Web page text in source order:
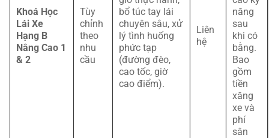
Khoá Học
Lái Xe
Hạng B
Nâng Cao 1
& 2
Tùy
chỉnh
theo
nhu
cầu
bổ túc tay lái
chuyên sâu, xử
lý tình huống
phức tạp
(đường đèo,
cao tốc, giờ
cao điểm).
Liên
hệ
năng
sau
khi có
bằng.
Bao
gồm
tiền
xăng
xe và
phí
sân